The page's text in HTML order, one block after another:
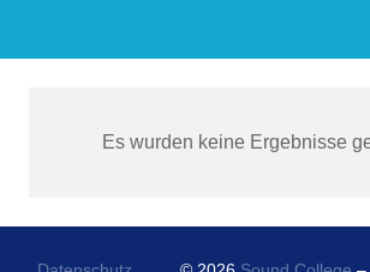
Es wurden keine Ergebnisse